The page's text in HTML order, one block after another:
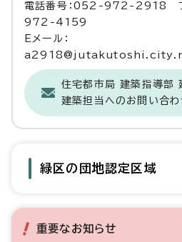
電話番号：052-972-2918 フ
972-4159
Eメール：
住宅都市局 建築指導部
建築担当へのお問い合わ
緑区の団地認定区域
重要なお知らせ